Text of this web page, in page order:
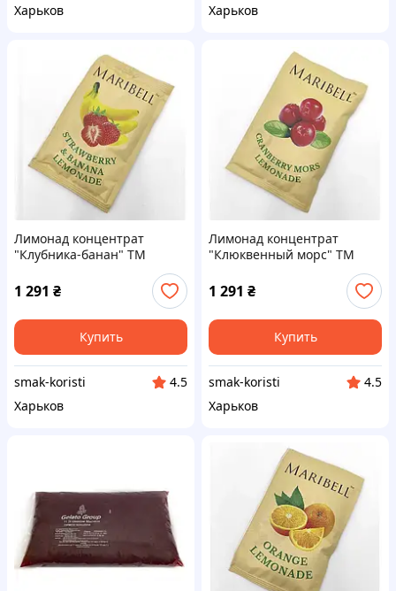
Харьков
Харьков
Лимонад концентрат
"Клубника-банан" ТМ
Maribell, 50г - 50 шт. Код/
Артикул л222901ёё
1 291 ₴
Купить
smak-koristi
4.5
Харьков
Лимонад концентрат
"Клюквенный морс" ТМ
Maribell, 50г - 50 шт. Код/
Артикул л222909ёё
1 291 ₴
Купить
smak-koristi
4.5
Харьков